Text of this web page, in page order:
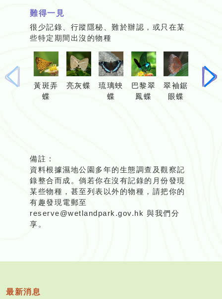
難得一見
很少記錄、行蹤隱秘、難於辦認，或只在某
些特定期間出沒的物種
黃斑弄
蝶
亮灰蝶
琉璃蛺
蝶
巴黎翠
鳳蝶
翠袖鋸
眼蝶
梨花遷
上
下
備註 :
資料根據濕地公園多年的生態調查及觀察記
錄整合而成。倘若你在沒有記錄的月份發現
某些物種，甚至列表以外的物種，請把你的
有趣發現電郵至
reserve@wetlandpark.gov.hk 與我們分
享。
最新消息